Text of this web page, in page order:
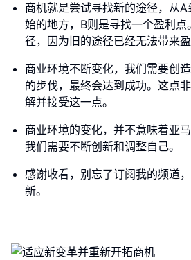
商机就是尝试寻找新的途径，从
始的地方，B则是寻找一个盈利
径，因为旧的途径已经无法带来盈
商业环境不断变化，我们需要创
的步伐，最终会达到成功。这点
解并接受这一点。
商业环境的变化，并不意味着亚
我们需要不断创新和调整自己。
感谢收看，别忘了订阅我的频道
新。